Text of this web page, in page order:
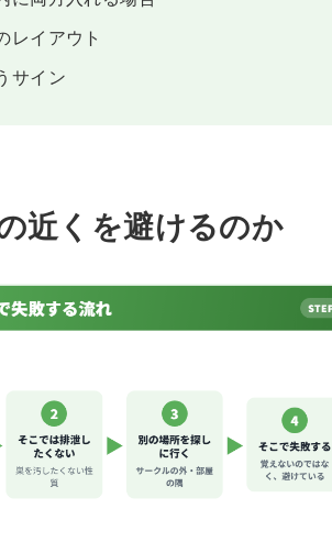
レイアウト
サイン
近くを避けるのか